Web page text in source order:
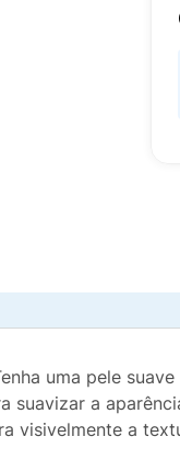
uma pele
suavizar a
visivelmente a